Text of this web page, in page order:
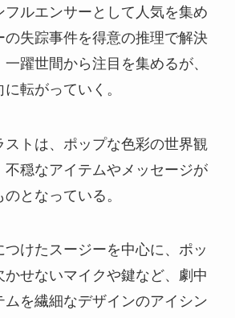
フルエンサーとして人気を集め
の失踪事件を得意の推理で解決
躍世間から注目を集めるが、
転がっていく。
ストは、ポップな色彩の世界観
不穏なアイテムやメッセージが
となっている。
けたスージーを中心に、ポッ
かせないマイクや鍵など、劇中
ムを繊細なデザインのアイシン